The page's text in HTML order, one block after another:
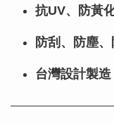
抗UV、防黃
防刮、防塵
台灣設計製造